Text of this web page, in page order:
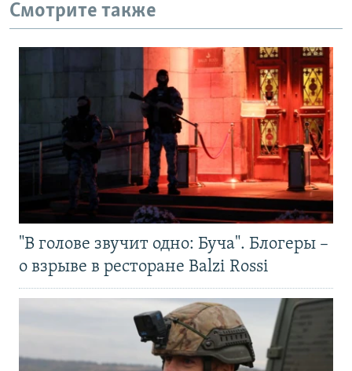
Смотрите также
"В голове звучит одно: Буча". Блогеры –
о взрыве в ресторане Balzi Rossi